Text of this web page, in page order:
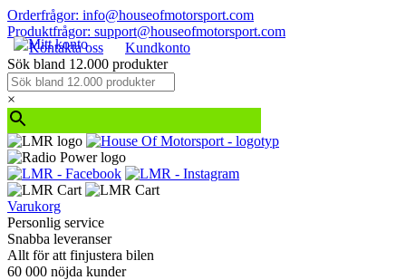
Orderfrågor: info@houseofmotorsport.com
Produktfrågor: support@houseofmotorsport.com
Kontakta oss
Kundkonto
Sök bland 12.000 produkter
×
Varukorg
Personlig service
Snabba leveranser
Allt för att finjustera bilen
60 000 nöjda kunder